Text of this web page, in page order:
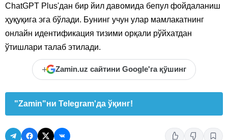
ChatGPT Plus'дан бир йил давомида бепул фойдаланиш
ҳуқуқига эга бўлади. Бунинг учун улар мамлакатнинг
онлайн идентификация тизими орқали рўйхатдан
ўтишлари талаб этилади.
+ Zamin.uz сайтини Google'га қўшинг
"Zamin"ни Telegram'да ўқинг!